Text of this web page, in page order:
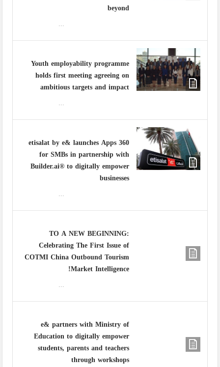
beyond
Youth employability programme
holds first meeting agreeing on
ambitious targets and impact
etisalat by e& launches Apps 360
for SMBs in partnership with
Builder.ai® to digitally empower
businesses
TO A NEW BEGINNING:
Celebrating The First Issue of
COTMI China Outbound Tourism
Market Intelligence!
e& partners with Ministry of
Education to digitally empower
students, parents and teachers
through workshops